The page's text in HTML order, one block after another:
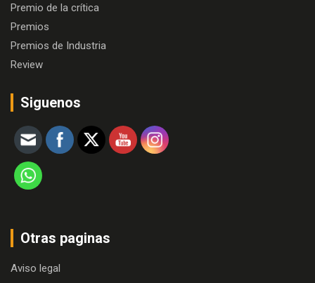
Premio de la crítica
Premios
Premios de Industria
Review
Siguenos
Otras paginas
Aviso legal